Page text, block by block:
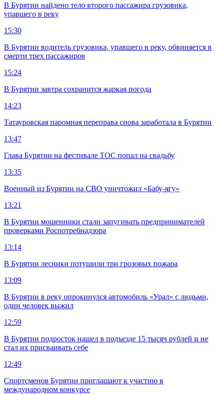
В Бурятии найдено тело второго пассажира грузовика,
упавшего в реку
15:30
В Бурятии водитель грузовика, упавшего в реку, обвиняется в
смерти трех пассажиров
15:24
В Бурятии завтра сохранится жаркая погода
14:23
Татауровская паромная переправа снова заработала в Бурятии
13:47
Глава Бурятии на фестивале ТОС попал на свадьбу
13:35
Военный из Бурятии на СВО уничтожил «Бабу-ягу»
13:21
В Бурятии мошенники стали запугивать предпринимателей
проверками Роспотребнадзора
13:14
В Бурятии лесники потушили три грозовых пожара
13:09
В Бурятии в реку опрокинулся автомобиль «Урал» с людьми,
один человек выжил
12:59
В Бурятии подросток нашел в подъезде 15 тысяч рублей и не
стал их присваивать себе
12:49
Спортсменов Бурятии приглашают к участию в
международном конкурсе